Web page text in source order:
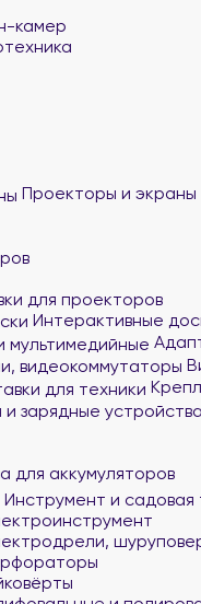
камер
Проекторы и экраны
для проекторов
Интерактивные
для аккумуляторов
Инструмент и садовая